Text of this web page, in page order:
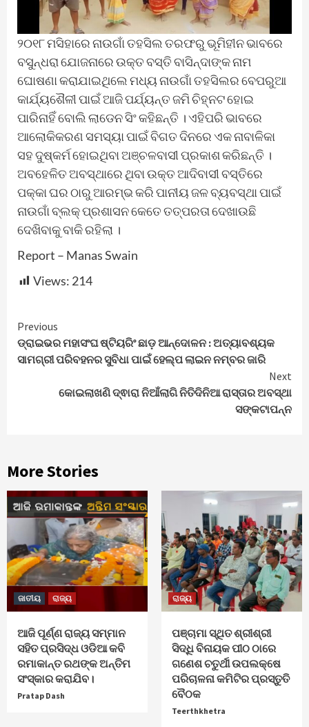
୨୦୧୮ ମସିହାରେ ନାଉଗାଁ ତହସିଲ ତରଫରୁ ଭୂମିହୀନ ଭାବରେ
ବସୁନ୍ଧରା ଯୋଜନାରେ ଉକ୍ତ ବସ୍ତି ବାସିନ୍ଦାଙ୍କ ନାମ
ଘୋଷଣା କରାଯାଇଥିଲେ ମଧ୍ୟ ନାଉଗାଁ ତହସିଲର ବେପରୁଆ
କାର୍ଯ୍ୟଶୈଳୀ ପାଇଁ ଆଜି ପର୍ଯ୍ୟନ୍ତ ଜମି ଚିହ୍ନଟ ହୋଇ
ପାରିନାହିଁ ବୋଲି ଲାଡେନ ସିଂ କହିଛନ୍ତି । ଏହିପରି ଭାବରେ
ଆଲୋକିକରଣ ସମସ୍ୟା ପାଇଁ ବିଗତ ଦିନରେ ଏକ ନାବାଳିକା
ସହ ଦୁଷ୍କର୍ମ ହୋଇଥିବା ଅଞ୍ଚଳବାସୀ ପ୍ରକାଶ କରିଛନ୍ତି ।
ଅବହେଳିତ ଅବସ୍ଥାରେ ଥିବା ଉକ୍ତ ଆଦିବାସୀ ବସ୍ତିରେ
ପକ୍କା ଘର ଠାରୁ ଆରମ୍ଭ କରି ପାନୀୟ ଜଳ ବ୍ୟବସ୍ଥା ପାଇଁ
ନାଉଗାଁ ବ୍ଲକ୍ ପ୍ରଶାସନ କେତେ ତତ୍ପରତା ଦେଖାଉଛି
ଦେଖିବାକୁ ବାକି ରହିଲା ।
Report – Manas Swain
Views: 214
Continue
Reading
Previous
ଡ୍ରାଇଭର ମହାସଂଘ ଷ୍ଟିୟରିଂ ଛାଡ଼ ଆନ୍ଦୋଳନ : ଅତ୍ୟାବଶ୍ୟକ
ସାମଗ୍ରୀ ପରିବହନର ସୁବିଧା ପାଇଁ ହେଲ୍‌ପ ଲାଇନ ନମ୍ବର ଜାରି
Next
କୋଇଲାଖଣି ଦ୍ଵାରା ନିଆଁଲାଗି ନିତିଦିନିଆ ରାସ୍ତାର ଅବସ୍ଥା
ସଙ୍କଟାପନ୍ନ
More Stories
ଜାତୀୟ ରାଜ୍ୟ
ଆଜି ପୂର୍ଣ୍ଣ ରାଜ୍ୟ ସମ୍ମାନ
ସହିତ ପ୍ରସିଦ୍ଧ ଓଡିଆ କବି
ରମାକାନ୍ତ ରଥଙ୍କ ଅନ୍ତିମ
ସଂସ୍କାର କରାଯିବ।
Pratap Dash
ରାଜ୍ୟ
ପଞ୍ଚାମା ସ୍ଥିତ ଶ୍ରୀଶ୍ରୀ
ସିଦ୍ଧି ବିନାୟକ ପୀଠ ଠାରେ
ଗଣେଶ ଚତୁର୍ଥୀ ଉପଲକ୍ଷେ
ପରିଚାଳନା କମିଟିର ପ୍ରସ୍ତୁତି
ବୈଠକ
Teerthkhetra